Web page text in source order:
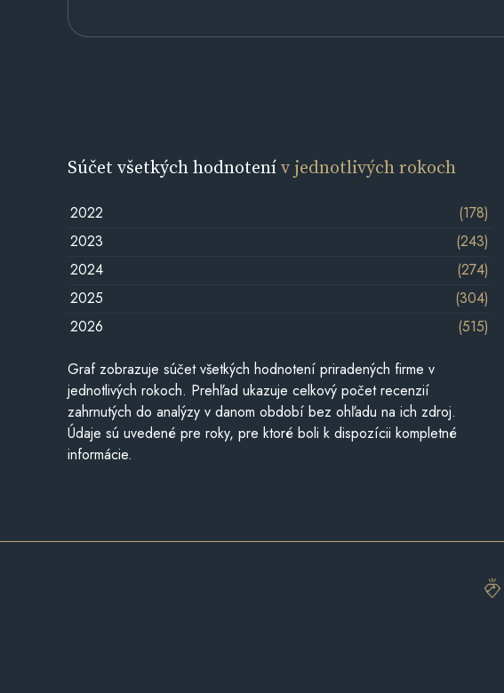
Súčet všetkých hodnotenív jednotlivých rokoch
2022
(178)
2023
(243)
2024
(274)
2025
(304)
2026
(515)
Graf zobrazuje súčet všetkých hodnotení priradených firme v
jednotlivých rokoch. Prehľad ukazuje celkový počet recenzií
zahrnutých do analýzy v danom období bez ohľadu na ich zdroj.
Údaje sú uvedené pre roky, pre ktoré boli k dispozícii kompletné
informácie.